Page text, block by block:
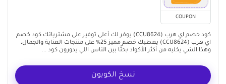
COUPON
كود خصم اي هرب (CCU8624) يوفر لك أعلى توفير على مشترياتك كود خصم
اي هرب (CCU8624) يعطيك خصم مميز 25% على منتجات العناية والجمال،
وهذا الشي يخليه من أكثر الأكواد بحثًا بين الناس اللي يدورون كود ...
نسخ الكوبون